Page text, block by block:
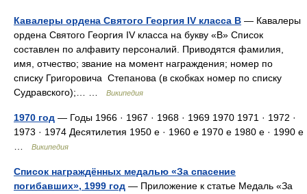
Кавалеры ордена Святого Георгия IV класса В — Кавалеры
ордена Святого Георгия IV класса на букву «В» Список
составлен по алфавиту персоналий. Приводятся фамилия,
имя, отчество; звание на момент награждения; номер по
списку Григоровича Степанова (в скобках номер по списку
Судравского);… …
Википедия
1970 год — Годы 1966 · 1967 · 1968 · 1969 1970 1971 · 1972 ·
1973 · 1974 Десятилетия 1950 е · 1960 е 1970 е 1980 е · 1990 е
…
Википедия
Список награждённых медалью «За спасение
погибавших», 1999 год — Приложение к статье Медаль «За